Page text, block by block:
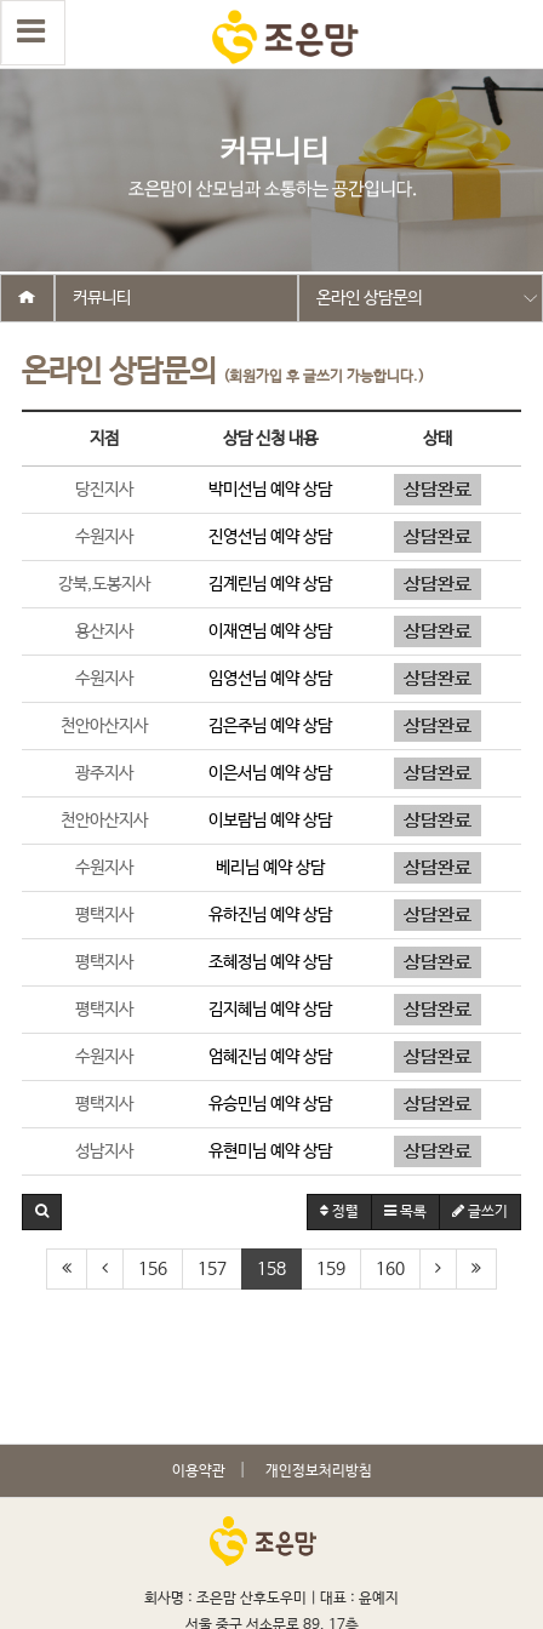
온라인 상담문의 (회원가입 후 글쓰기 가능합니다.)
커뮤니티 온라인 상담문의
지점 상담 신청 내용 상태
당진지사 박미선님 예약 상담
수원지사 진영선님 예약 상담
강북,도봉지사 김계린님 예약 상담
용산지사 이재연님 예약 상담
수원지사 임영선님 예약 상담
천안아산지사 김은주님 예약 상담
광주지사 이은서님 예약 상담
천안아산지사 이보람님 예약 상담
수원지사 베리 님 예약 상담
평택지사 유하진님 예약 상담
평택지사 조혜정님 예약 상담
평택지사 김지혜 님 예약 상담
수원지사 엄혜진님 예약 상담
평택지사 유승민님 예약 상담
성남지사 유현미 님 예약 상담
정렬 목록 글쓰기
156 157 158 159 160
이용약관 개인정보처리방침
회사명 : 조은맘 산후도우미 | 대표 : 윤예지
서울 중구 서소문로 89, 17층